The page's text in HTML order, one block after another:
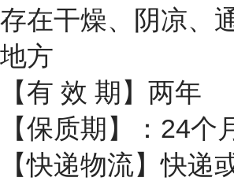
存在干燥、阴凉、
地方
【有 效 期】两年
【保质期】：24个
【快递物流】快递